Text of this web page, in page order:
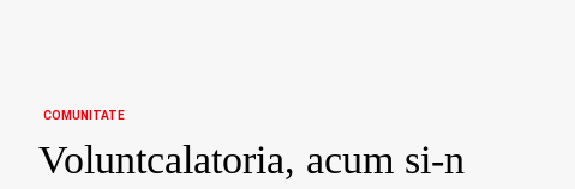
COMUNITATE
Voluntcalatoria, acum si-n